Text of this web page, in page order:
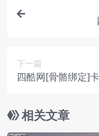
下一篇
四酷网[骨骼绑定]
相关文章